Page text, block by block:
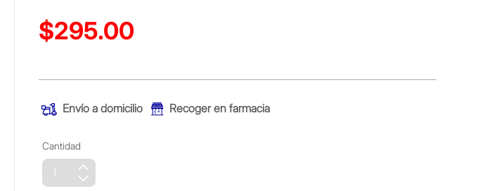
Precio reducido de
$295.00
Envío a domicilio Recoger en farmacia
Cantidad